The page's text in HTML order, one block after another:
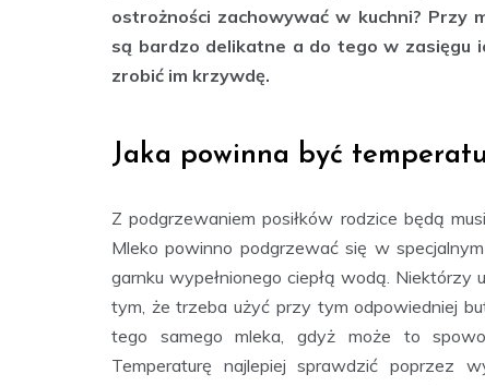
ostrożności zachowywać w kuchni? Przy
są bardzo delikatne a do tego w zasięgu
zrobić im krzywdę.
Jaka powinna być
Z podgrzewaniem posiłków rodzice będą
Mleko powinno podgrzewać się w
garnku wypełnionego ciepłą wodą.
tym, że trzeba użyć przy tym odpowiedniej
tego samego mleka, gdyż może to
Temperaturę najlepiej sprawdzić poprzez